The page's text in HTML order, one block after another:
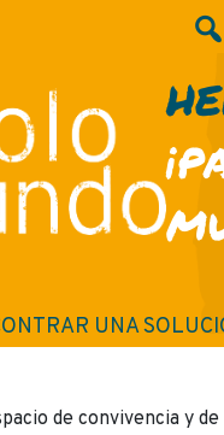
UNA
de convivencia y